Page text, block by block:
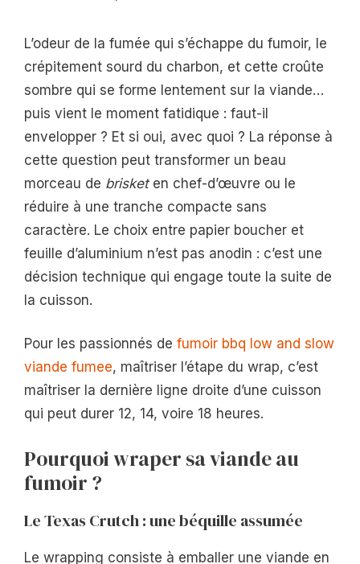
L’odeur de la fumée qui s’échappe du fumoir, le
crépitement sourd du charbon, et cette croûte
sombre qui se forme lentement sur la viande…
puis vient le moment fatidique : faut-il
envelopper ? Et si oui, avec quoi ? La réponse à
cette question peut transformer un beau
morceau de brisketen chef-d’œuvre ou le
réduire à une tranche compacte sans
caractère. Le choix entre papier boucher et
feuille d’aluminium n’est pas anodin : c’est une
décision technique qui engage toute la suite de
la cuisson.
Pour les passionnés de fumoir bbq low and slow
viande fumee, maîtriser l’étape du wrap, c’est
maîtriser la dernière ligne droite d’une cuisson
qui peut durer 12, 14, voire 18 heures.
Pourquoi wraper sa viande au
fumoir ?
Le Texas Crutch : une béquille assumée
Le wrapping consiste à emballer une viande en